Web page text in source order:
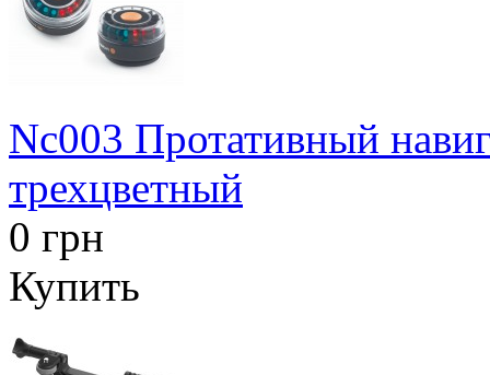
Nc003 Протативный
трехцветный
0 грн
Купить